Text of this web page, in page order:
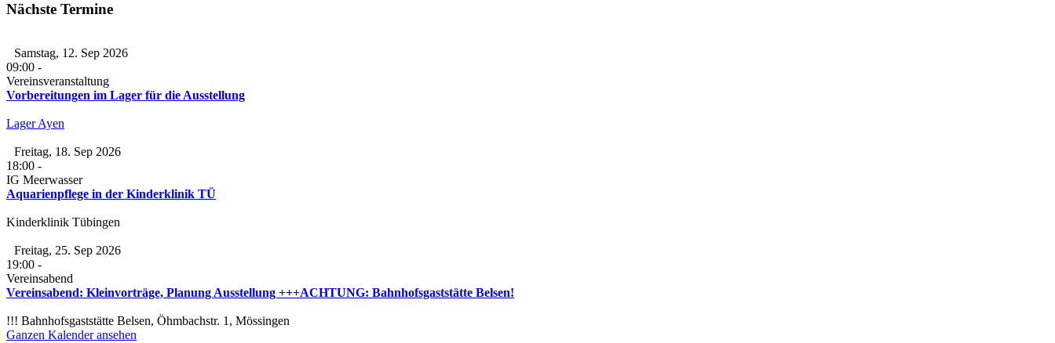
Nächste Termine
Samstag, 12. Sep 2026
09:00 -
Vereinsveranstaltung
Vorbereitungen im Lager für die Ausstellung
Lager Ayen
Freitag, 18. Sep 2026
18:00 -
IG Meerwasser
Aquarienpflege in der Kinderklinik TÜ
Kinderklinik Tübingen
Freitag, 25. Sep 2026
19:00 -
Vereinsabend
Vereinsabend: Kleinvorträge, Planung Ausstellung +++ACHTUNG: Bahnhofsgaststätte Belsen!
!!! Bahnhofsgaststätte Belsen, Öhmbachstr. 1, Mössingen
Ganzen Kalender ansehen